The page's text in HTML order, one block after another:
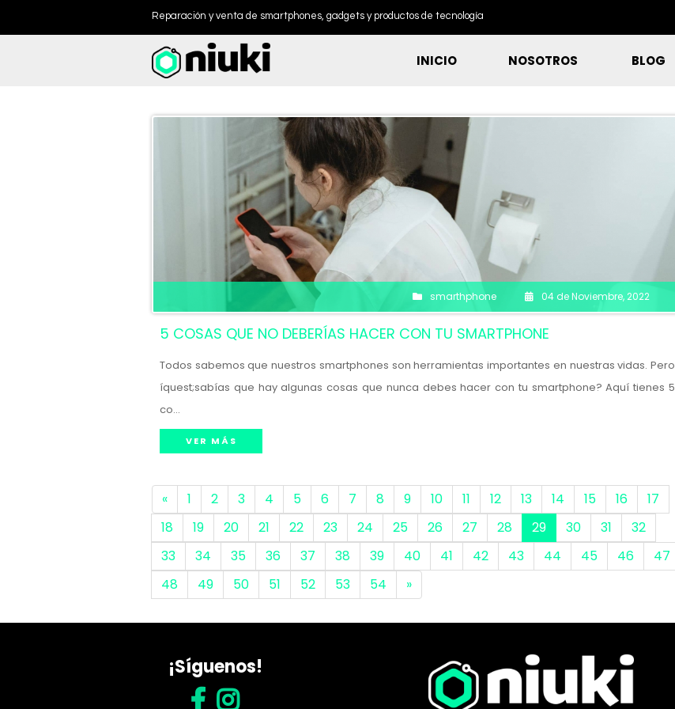
Reparación y venta de smartphones, gadgets y productos de tecnología
INICIO NOSOTROS BLOG
smarthphone 04 de Noviembre, 2022
5 COSAS QUE NO DEBERÍAS HACER CON TU SMARTPHONE
Todos sabemos que nuestros smartphones son herramientas importantes en nuestras vidas. Pero
íquest;sabías que hay algunas cosas que nunca debes hacer con tu smartphone? Aquí tienes 5
co...
VER MÁS
« 1 2 3 4 5 6 7 8 9 10 11 12 13 14 15 16
17
18
19 20 21 22 23 24 25 26 27 28 29 30 31
32
33
34 35 36 37 38 39 40 41 42 43 44 45 46
47
48
49 50 51 52 53 54 »
¡Síguenos!